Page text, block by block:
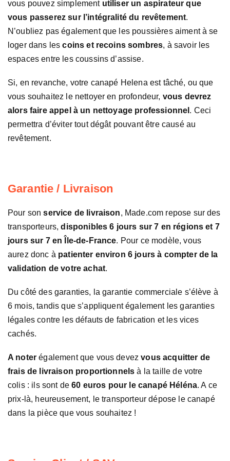
vous pouvez simplement utiliser un aspirateur que
vous passerez sur l’intégralité du revêtement.
N’oubliez pas également que les poussières aiment à se
loger dans lescoins et recoins sombres, à savoir les
espaces entre les coussins d’assise.
Si, en revanche, votre canapé Helena est tâché, ou que
vous souhaitez le nettoyer en profondeur, vous devrez
alors faire appel à un nettoyage professionnel . Ceci
permettra d’éviter tout dégât pouvant être causé au
revêtement.
Garantie / Livraison
Pour sonservice de livraison, Made.com repose sur des
transporteurs,disponibles 6 jours sur 7 en régions et 7
jours sur 7 en Île-de-France. Pour ce modèle, vous
aurez donc à patienter environ 6 jours à compter de la
validation de votre achat.
Du côté des garanties, la garantie commerciale s’élève à
6 mois, tandis que s’appliquent également les garanties
légales contre les défauts de fabrication et les vices
cachés.
A noter également que vous devezvous acquitter de
frais de livraison proportionnels à la taille de votre
colis : ils sont de60 euros pour le canapé Héléna. A ce
prix-là, heureusement, le transporteur dépose le canapé
dans la pièce que vous souhaitez !